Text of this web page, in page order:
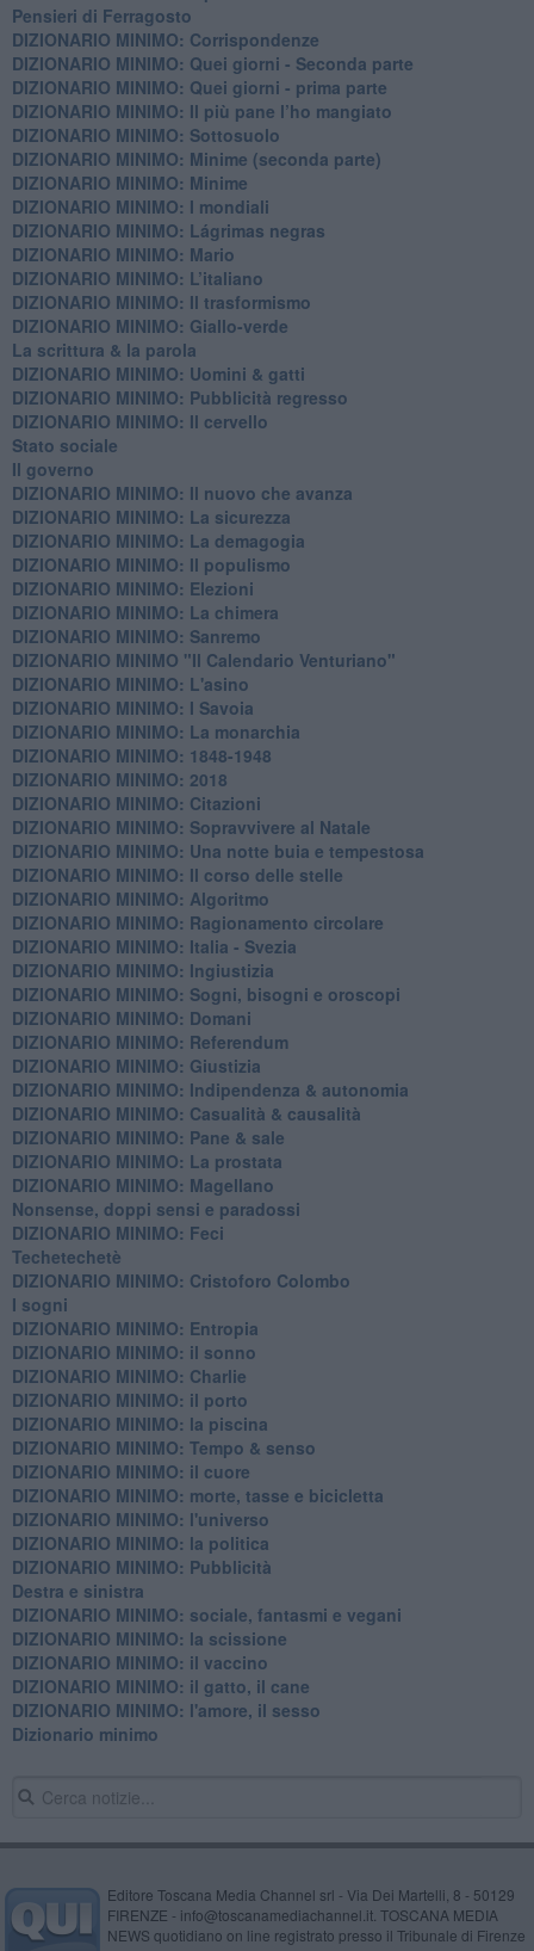
Pensieri di Ferragosto
DIZIONARIO MINIMO: Corrispondenze
DIZIONARIO MINIMO: Quei giorni - Seconda parte
DIZIONARIO MINIMO: Quei giorni - prima parte
DIZIONARIO MINIMO: Il più pane l’ho mangiato
DIZIONARIO MINIMO: Sottosuolo
DIZIONARIO MINIMO: Minime (seconda parte)
DIZIONARIO MINIMO: Minime
DIZIONARIO MINIMO: ​I mondiali
DIZIONARIO MINIMO: ​Lágrimas negras
DIZIONARIO MINIMO: Mario
DIZIONARIO MINIMO: L’italiano
DIZIONARIO MINIMO: Il trasformismo
DIZIONARIO MINIMO: Giallo-verde
La scrittura & la parola
​DIZIONARIO MINIMO: Uomini & gatti
DIZIONARIO MINIMO: ​Pubblicità regresso
DIZIONARIO MINIMO: Il cervello
Stato sociale
Il governo
DIZIONARIO MINIMO: Il nuovo che avanza
DIZIONARIO MINIMO: La sicurezza
DIZIONARIO MINIMO: La demagogia
DIZIONARIO MINIMO: Il populismo
DIZIONARIO MINIMO: Elezioni
DIZIONARIO MINIMO: La chimera
DIZIONARIO MINIMO: Sanremo
DIZIONARIO MINIMO "Il Calendario Venturiano"
DIZIONARIO MINIMO: L'asino
DIZIONARIO MINIMO: I Savoia
DIZIONARIO MINIMO: La monarchia
DIZIONARIO MINIMO: 1848-1948
DIZIONARIO MINIMO: 2018
DIZIONARIO MINIMO: Citazioni
DIZIONARIO MINIMO: ​Sopravvivere al Natale
DIZIONARIO MINIMO: ​Una notte buia e tempestosa
DIZIONARIO MINIMO: Il corso delle stelle
DIZIONARIO MINIMO: Algoritmo
DIZIONARIO MINIMO: Ragionamento circolare
DIZIONARIO MINIMO: Italia - Svezia
DIZIONARIO MINIMO: ​Ingiustizia
DIZIONARIO MINIMO: ​Sogni, bisogni e oroscopi
DIZIONARIO MINIMO: Domani
DIZIONARIO MINIMO: Referendum
DIZIONARIO MINIMO: Giustizia
DIZIONARIO MINIMO: ​Indipendenza & autonomia
DIZIONARIO MINIMO: ​Casualità & causalità
​DIZIONARIO MINIMO: Pane & sale
DIZIONARIO MINIMO: La prostata
​DIZIONARIO MINIMO: Magellano
Nonsense, doppi sensi e paradossi
DIZIONARIO MINIMO: Feci
Techetechetè
DIZIONARIO MINIMO: Cristoforo Colombo
I sogni
DIZIONARIO MINIMO: Entropia
DIZIONARIO MINIMO: il sonno
DIZIONARIO MINIMO: Charlie
DIZIONARIO MINIMO: il porto
DIZIONARIO MINIMO: la piscina
DIZIONARIO MINIMO: Tempo & senso
DIZIONARIO MINIMO: il cuore
DIZIONARIO MINIMO: morte, tasse e bicicletta
DIZIONARIO MINIMO: l'universo
DIZIONARIO MINIMO: la politica
DIZIONARIO MINIMO: Pubblicità
Destra e sinistra
DIZIONARIO MINIMO: sociale, fantasmi e vegani
DIZIONARIO MINIMO: la scissione
DIZIONARIO MINIMO: il vaccino
DIZIONARIO MINIMO: il gatto, il cane
DIZIONARIO MINIMO: l'amore, il sesso
Dizionario minimo
Editore Toscana Media Channel srl - Via Dei Martelli, 8 - 50129
FIRENZE - info@toscanamediachannel.it. TOSCANA MEDIA
NEWS quotidiano on line registrato presso il Tribunale di Firenze